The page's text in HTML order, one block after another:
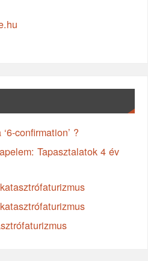
confirmation’ ?
Tapasztalatok 4 év